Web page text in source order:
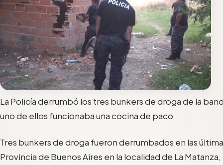
La Policía derrumbó los tres bunkers de droga de la
uno de ellos funcionaba una cocina de paco
Tres bunkers de droga fueron derrumbados en las
Provincia de Buenos Aires en la localidad de La